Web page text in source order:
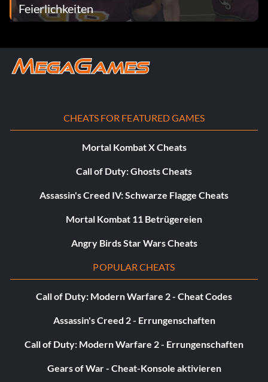
Feierlichkeiten
CHEATS FOR FEATURED GAMES
Mortal Kombat X Cheats
Call of Duty: Ghosts Cheats
Assassin's Creed IV: Schwarze Flagge Cheats
Mortal Kombat 11 Betrügereien
Angry Birds Star Wars Cheats
POPULAR CHEATS
Call of Duty: Modern Warfare 2 - Cheat Codes
Assassin's Creed 2 - Errungenschaften
Call of Duty: Modern Warfare 2 - Errungenschaften
Gears of War - Cheat-Konsole aktivieren